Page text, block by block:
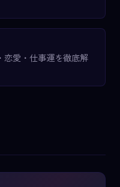
恋愛・仕事運を徹底解